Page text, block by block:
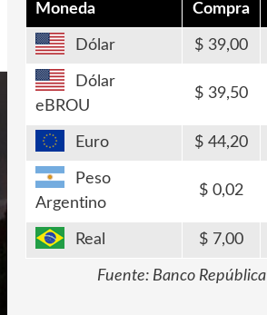
Moneda Compra
Dólar 39,00
Dólar
eBROU
39,50
Euro 44,20
Peso
Argentino
0,02
Real 7,00
Fuente: Banco República